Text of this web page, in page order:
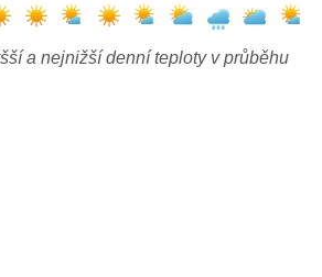
a nejnižší denní teploty v průběhu